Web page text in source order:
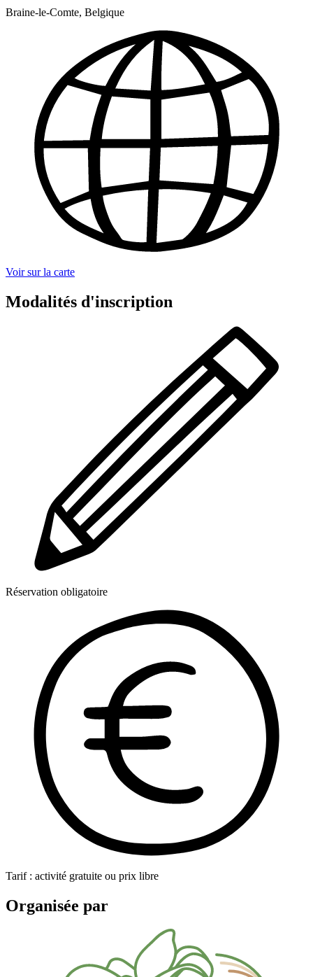
Braine-le-Comte, Belgique
Voir sur la carte
Modalités d'inscription
Réservation obligatoire
Tarif : activité gratuite ou prix libre
Organisée par